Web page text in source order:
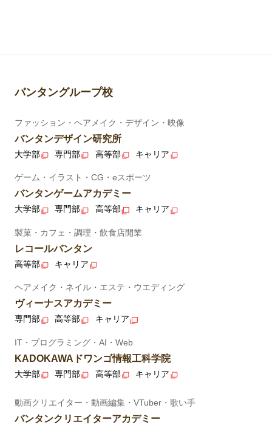
バンタングループ校
ファッション・ヘアメイク・デザイン・映像
バンタンデザイン研究所
大学部 専門部 高等部 キャリア
ゲーム・イラスト・CG・eスポーツ
バンタンゲームアカデミー
大学部 専門部 高等部 キャリア
製菓・カフェ・調理・飲食店開業
レコールバンタン
高等部 キャリア
ヘアメイク・ネイル・エステ・ウエディング
ヴィーナスアカデミー
専門部 高等部 キャリア
IT・プログラミング・AI・Web
KADOKAWAドワンゴ情報工科学院
大学部 専門部 高等部 キャリア
動画クリエイター・動画編集・VTuber・歌い手
バンタンクリエイターアカデミー